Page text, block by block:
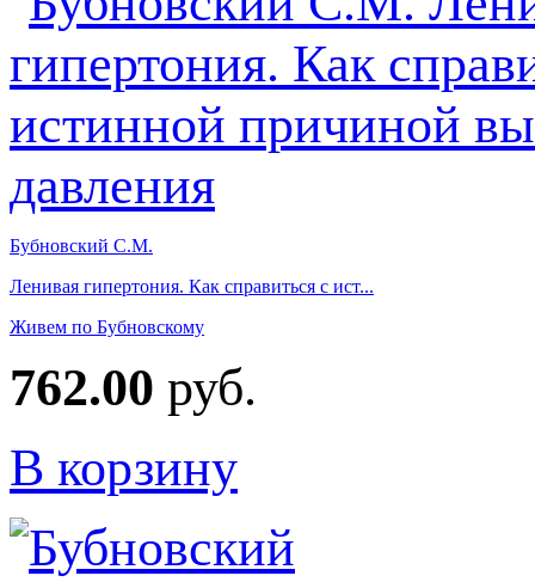
Бубновский С.М.
Ленивая гипертония. Как справиться с ист...
Живем по Бубновскому
762.00 руб.
В корзину